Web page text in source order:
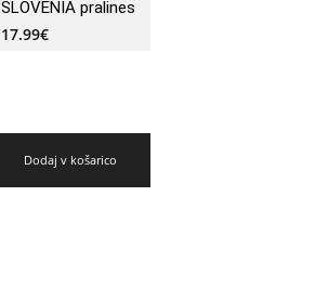
SLOVENIA pralines
17.99€
Dodaj v košarico